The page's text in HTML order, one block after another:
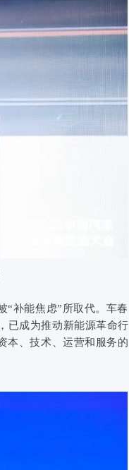
“补能焦虑”所取代。车春
已成为推动新能源革命行
本、技术、运营和服务的